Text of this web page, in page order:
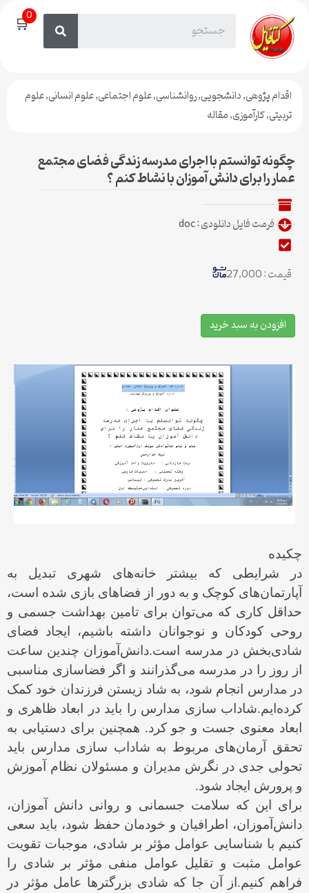
🛒0
اقدام پژوهی,دانشجویی,روانشناسی,علوم اجتماعی,علوم انسانی,علوم
تربیتی,کارآموزی,مقاله
چگونه توانستم با اجرای مدرسه زندگی فضای مجتمع
عمار را برای دانش آموزان با نشاط کنم ؟
فرمت فایل دانلودی : doc
قیمت : 27,000
افزودن به سبد خرید
چکیده
در شرایطی که بیشتر خانه‌های شهری تبدیل به
آپارتمان‌های کوچک و به دور از فضاهای بازی شده است،
حداقل کاری که می‌توان برای تامین بهداشت جسمی و
روحی كودكان و نوجوانان داشته باشیم، ایجاد فضای
شادی‌بخش در مدرسه است.دانش‌آموزان چندین ساعت
از روز را در مدرسه می‌گذرانند و اگر فضاسازی مناسبی
در مدارس انجام شود، به شاد زیستن فرزندان خود کمک
کرده‌ایم.‏شاداب سازی مدارس را باید در ابعاد ظاهری و
ابعاد معنوی جست و جو کرد. همچنین برای دستیابی به
تحقق آرمان‌های مربوط به شاداب سازی مدارس باید
تحولی جدی در نگرش مدیران و مسئولان نظام آموزش
و پرورش ایجاد شود.‏
براى این که سلامت جسمانى و روانى دانش آموزان،
دانش‌آموزان، اطرافیان و خودمان حفظ شود، باید سعى
کنیم با شناسایى عوامل مؤثر بر شادى، موجبات تقویت
عوامل مثبت و تقلیل عوامل منفى مؤثر بر شادى را
فراهم کنیم.از آن جا که شادى بزرگترها عامل مؤثر در